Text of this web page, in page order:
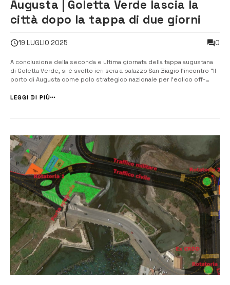
Augusta | Goletta Verde lascia la
città dopo la tappa di due giorni
19 LUGLIO 2025 0
A conclusione della seconda e ultima giornata della tappa augustana
di Goletta Verde, si è svolto ieri sera a palazzo San Biagio l’incontro “Il
porto di Augusta come polo strategico nazionale per l’eolico off-
energetica”. Al centro del dibattito, moderato dalla responsabile
LEGGI DI PIÙ